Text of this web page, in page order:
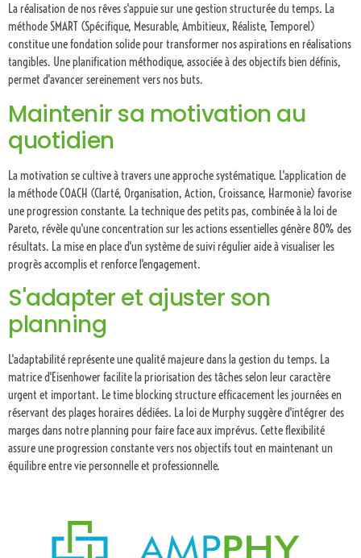
La réalisation de nos rêves s'appuie sur une gestion structurée du temps. La
méthode SMART (Spécifique, Mesurable, Ambitieux, Réaliste, Temporel)
constitue une fondation solide pour transformer nos aspirations en réalisations
tangibles. Une planification méthodique, associée à des objectifs bien définis,
permet d'avancer sereinement vers nos buts.
Maintenir sa motivation au
quotidien
La motivation se cultive à travers une approche systématique. L'application de
la méthode COACH (Clarté, Organisation, Action, Croissance, Harmonie) favorise
une progression constante. La technique des petits pas, combinée à la loi de
Pareto, révèle qu'une concentration sur les actions essentielles génère 80% des
résultats. La mise en place d'un système de suivi régulier aide à visualiser les
progrès accomplis et renforce l'engagement.
S'adapter et ajuster son
planning
L'adaptabilité représente une qualité majeure dans la gestion du temps. La
matrice d'Eisenhower facilite la priorisation des tâches selon leur caractère
urgent et important. Le time blocking structure efficacement les journées en
réservant des plages horaires dédiées. La loi de Murphy suggère d'intégrer des
marges dans notre planning pour faire face aux imprévus. Cette flexibilité
assure une progression constante vers nos objectifs tout en maintenant un
équilibre entre vie personnelle et professionnelle.